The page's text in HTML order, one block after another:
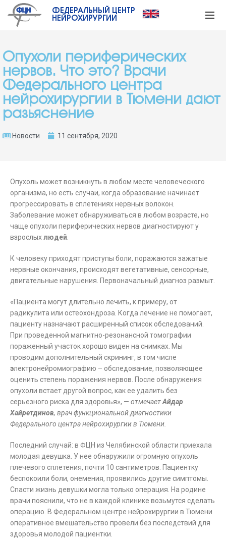
ФЕДЕРАЛЬНЫЙ ЦЕНТР
НЕЙРОХИРУРГИИ
Опухоли периферических
нервов. Что это? Врачи
Федерального центра
нейрохирургии в Тюмени дают
разьяснение
Новости 11 сентября, 2020
Опухоль может возникнуть в любом месте человеческого
организма, но есть случаи, когда образование начинает
прогрессировать в сплетениях нервных волокон.
Заболевание может обнаруживаться в любом возрасте, но
чаще опухоли периферических нервов диагностируют у
взрослыхлюдей
К человеку приходят приступы боли, поражаются зажатые
нервные окончания, происходят вегетативные, сенсорные,
двигательные нарушения. Первоначальный диагноз размыт.
«Пациента могут длительно лечить, к примеру, от
радикулита или остеохондроза. Когда лечение не помогает,
пациенту назначают расширенный список обследований.
При проведенной магнитно-резонансной томографии
пораженный участок хорошо виден на снимках. Мы
проводим дополнительный скрининг, в том числе
электронейромиографию – обследование, позволяющее
оценить степень поражения нервов. После обнаружения
опухоли встает другой вопрос, как ее удалить без
серьезного риска для здоровья», — отмечаетАйдар
Хайретдинов, врач функциональной диагностики
Федерального центра нейрохирургии в Тюмени.
Последний случай: в ФЦН из Челябинской области приехала
молодая девушка. У нее обнаружили огромную опухоль
плечевого сплетения, почти 10 сантиметров. Пациентку
беспокоили боли, онемения, проявились другие симптомы.
Спасти жизнь девушки могла только операция. На родине
врачи пояснили, что не в каждой клинике возьмутся сделать
операцию. В Федеральном центре нейрохирургии в Тюмени
оперативное вмешательство провели без последствий для
здоровья молодой пациентки.